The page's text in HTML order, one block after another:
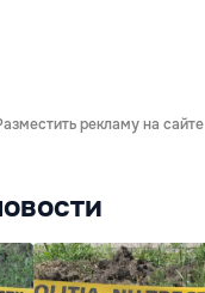
рекламу на сайте